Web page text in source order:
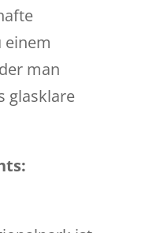
einem
man
glasklare